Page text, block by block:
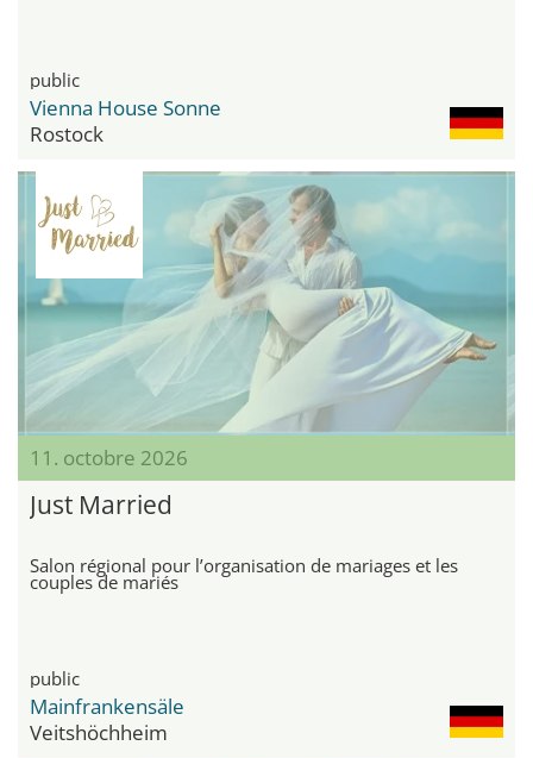
public
Vienna House Sonne
Rostock
11. octobre 2026
Just Married
Salon régional pour l’organisation de mariages et les
couples de mariés
public
Mainfrankensäle
Veitshöchheim